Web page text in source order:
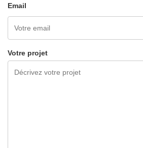
Email
Votre projet